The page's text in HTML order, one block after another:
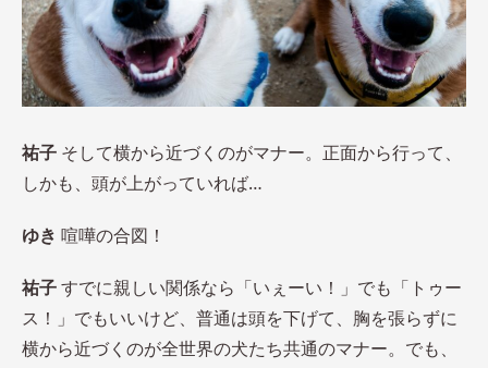
祐子 そして横から近づくのがマナー。正面から行って、
しかも、頭が上がっていれば…
ゆき 喧嘩の合図！
祐子すでに親しい関係なら「いぇーい！」でも「トゥー
ス！」でもいいけど、普通は頭を下げて、胸を張らずに
横から近づくのが全世界の犬たち共通のマナー。でも、